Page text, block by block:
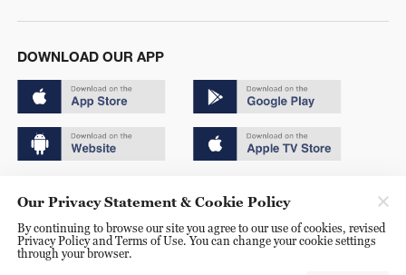
DOWNLOAD OUR APP
京ICP备20000184号
京公网安备 11010502050052号
Our Privacy Statement & Cookie Policy
By continuing to browse our site you agree to our use of cookies, revised
Privacy Policy and Terms of Use. You can change your cookie settings
through your browser.